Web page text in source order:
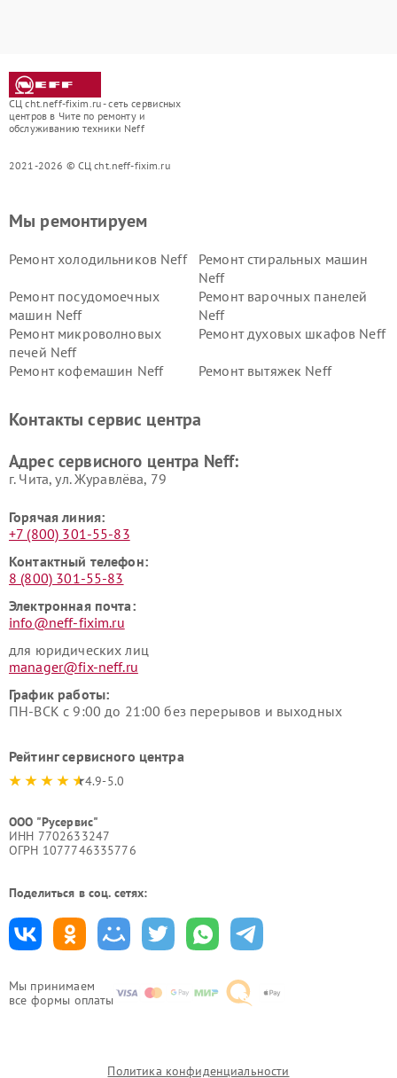
СЦ cht.neff-fixim.ru - сеть сервисных
центров в Чите по ремонту и
обслуживанию техники Neff
2021-2026 © СЦ cht.neff-fixim.ru
Мы принимаем
все формы оплаты
Мы ремонтируем
Ремонт холодильников Neff
Ремонт стиральных машин
Neff
Ремонт посудомоечных
машин Neff
Ремонт варочных панелей
Neff
Ремонт микроволновых
печей Neff
Ремонт духовых шкафов Neff
Ремонт кофемашин Neff Ремонт вытяжек Neff
Контакты сервис центра
Адрес сервисного центра Neff:
г. Чита, ул. Журавлёва, 79
Горячая линия:
+7 (800) 301-55-83
Контактный телефон:
8 (800) 301-55-83
Электронная почта:
info@neff-fixim.ru
для юридических лиц
manager@fix-neff.ru
График работы:
ПН-ВСК с 9:00 до 21:00 без перерывов и выходных
Рейтинг сервисного центра
4.9-5.0
ООО "Русервис"
ИНН 7702633247
ОГРН 1077746335776
Поделиться в соц. сетях:
Политика конфиденциальности